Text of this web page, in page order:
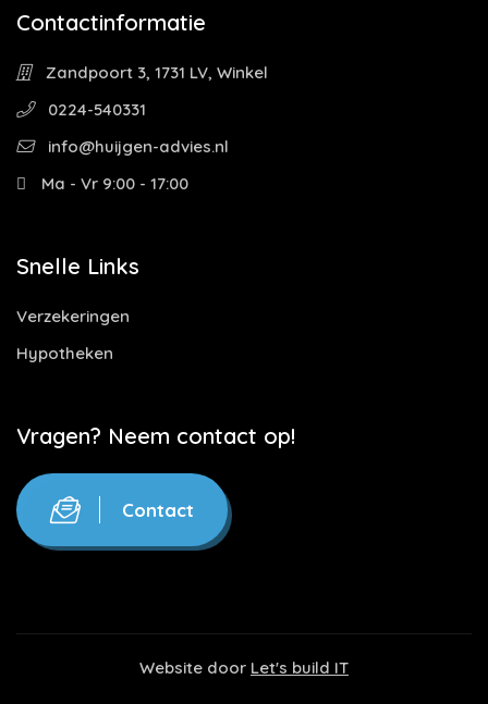
Contactinformatie
Zandpoort 3, 1731 LV, Winkel
0224-540331
info@huijgen-advies.nl
Ma - Vr 9:00 - 17:00
Snelle Links
Verzekeringen
Hypotheken
Vragen? Neem contact op!
Contact
Website door Let's build IT